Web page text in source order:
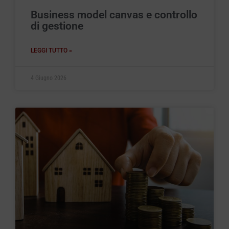
Business model canvas e controllo
di gestione
LEGGI TUTTO »
4 Giugno 2026